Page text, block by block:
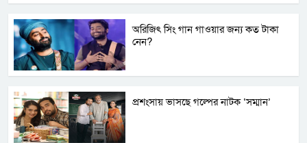
অরিজিৎ সিং গান গাওয়ার জন্য কত টাকা
নেন?
প্রশংসায় ভাসছে গল্পের নাটক ‘সম্মান’